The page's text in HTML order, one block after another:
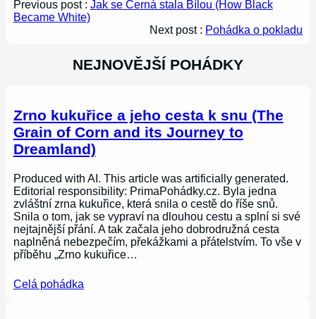
Previous post : Jak se Černá stala Bílou (How Black
Became White)
Next post : Pohádka o pokladu
NEJNOVĚJŠÍ POHÁDKY
Zrno kukuřice a jeho cesta k snu (The
Grain of Corn and its Journey to
Dreamland)
Produced with AI. This article was artificially generated.
Editorial responsibility: PrimaPohádky.cz. Byla jedna
zvláštní zrna kukuřice, která snila o cestě do říše snů.
Snila o tom, jak se vypraví na dlouhou cestu a splní si své
nejtajnější přání. A tak začala jeho dobrodružná cesta
naplněná nebezpečím, překážkami a přátelstvím. To vše v
příběhu „Zrno kukuřice…
Celá pohádka